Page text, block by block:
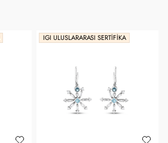
IGI ULUSLARARASI SERTIFIKA